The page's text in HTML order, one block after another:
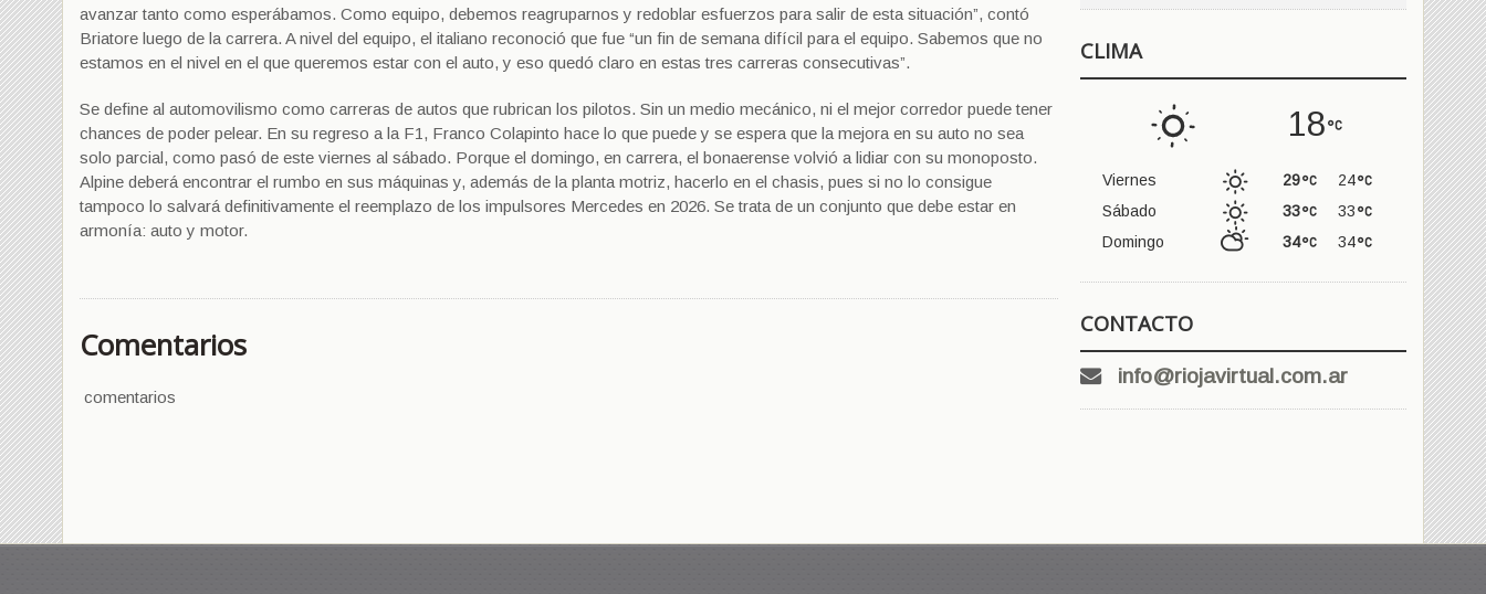
avanzar tanto como esperábamos. Como equipo, debemos reagruparnos y redoblar esfuerzos para salir de esta situación”, contó
Briatore luego de la carrera. A nivel del equipo, el italiano reconoció que fue “un fin de semana difícil para el equipo. Sabemos que no
estamos en el nivel en el que queremos estar con el auto, y eso quedó claro en estas tres carreras consecutivas”.
Se define al automovilismo como carreras de autos que rubrican los pilotos. Sin un medio mecánico, ni el mejor corredor puede tener
chances de poder pelear. En su regreso a la F1, Franco Colapinto hace lo que puede y se espera que la mejora en su auto no sea
solo parcial, como pasó de este viernes al sábado. Porque el domingo, en carrera, el bonaerense volvió a lidiar con su monoposto.
Alpine deberá encontrar el rumbo en sus máquinas y, además de la planta motriz, hacerlo en el chasis, pues si no lo consigue
tampoco lo salvará definitivamente el reemplazo de los impulsores Mercedes en 2026. Se trata de un conjunto que debe estar en
armonía: auto y motor.
Comentarios
comentarios
CLIMA
18
Viernes 24
29
Sábado
33
33
Domingo
34
34
CONTACTO
info@riojavirtual.com.ar